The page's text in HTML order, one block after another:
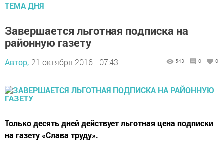
ТЕМА ДНЯ
Завершается льготная подписка на
районную газету
Автор, 21 октября 2016 - 07:43 543 0 0
Только десять дней действует льготная цена подписки
на газету «Слава труду».